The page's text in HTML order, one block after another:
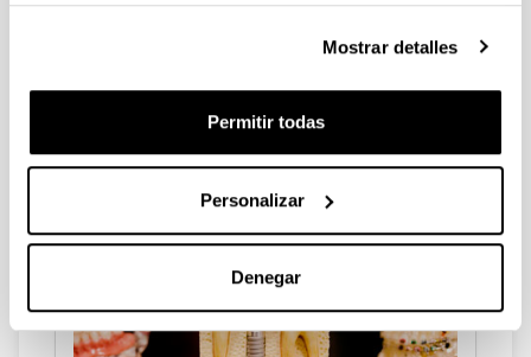
Mostrar detalles
Permitir todas
Personalizar
Denegar
Odontología General